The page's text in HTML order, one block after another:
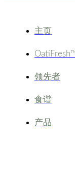
主页
领先者
食谱
产品